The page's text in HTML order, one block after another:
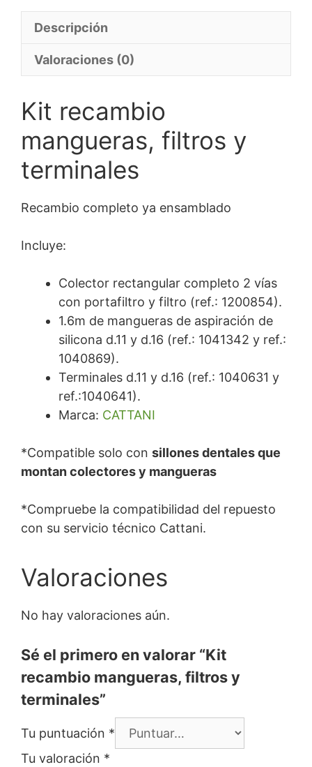
Descripción
Valoraciones (0)
Kit recambio
mangueras, filtros y
terminales
Recambio completo ya ensamblado
Incluye:
Colector rectangular completo 2 vías
con portafiltro y filtro (ref.: 1200854).
1.6m de mangueras de aspiración de
silicona d.11 y d.16 (ref.: 1041342 y ref.:
1040869).
Terminales d.11 y d.16 (ref.: 1040631 y
ref.:1040641).
Marca: CATTANI
*Compatible solo con sillones dentales que
montan colectores y mangueras
*Compruebe la compatibilidad del repuesto
con su servicio técnico Cattani.
Valoraciones
No hay valoraciones aún.
Sé el primero en valorar “Kit
recambio mangueras, filtros y
terminales”
Tu puntuación *
Tu valoración *